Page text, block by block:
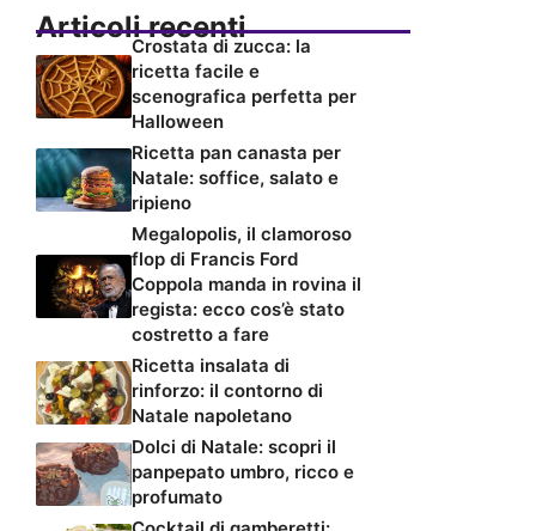
Articoli recenti
Crostata di zucca: la
ricetta facile e
scenografica perfetta per
Halloween
Ricetta pan canasta per
Natale: soffice, salato e
ripieno
Megalopolis, il clamoroso
flop di Francis Ford
Coppola manda in rovina il
regista: ecco cos’è stato
costretto a fare
Ricetta insalata di
rinforzo: il contorno di
Natale napoletano
Dolci di Natale: scopri il
panpepato umbro, ricco e
profumato